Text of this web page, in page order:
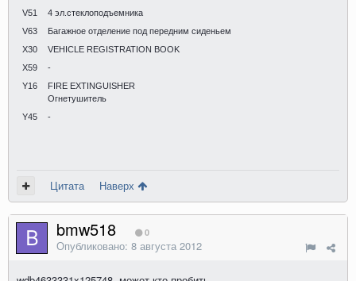
V51
4 эл.стеклоподъемника
V63
Багажное отделение под передним сиденьем
X30
VEHICLE REGISTRATION BOOK
X59
-
Y16
FIRE EXTINGUISHER
Огнетушитель
Y45
-
Цитата Наверх
bmw518 0
Опубликовано: 8 августа 2012